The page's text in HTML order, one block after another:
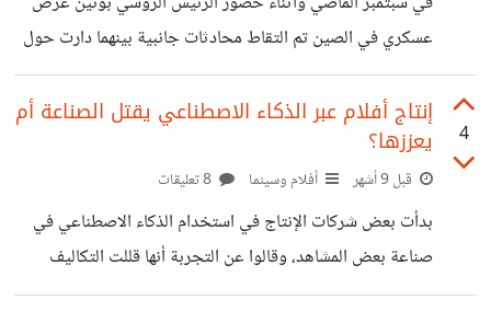
القواعد الكلاسيكية للعمل، فلا يوجد مكاتب، أو مواعيد عمل
عسكري في الصين تم التقاط محادثات جانبية بينهما دارت حول
التكنولوجيا الحيوية وزراعة الأعضاء مع استخدام التقنيات
المدعومة بالذكاء الاصطناعي، والذي قد يؤدي إلى إطالة عمر
الإنسان أو حتى خلوده! ثم نجد عدة أفلام تؤكد على نفس الفكرة
تقريبا، ففي فيلم روكي الغلابة نجد شخصية زعيم العصابة التي
قام بها الممثل أحمد الفيشاوي، يبدو الزعيم إنسان عادي ولكن بعد
مواجهات يتضح لنا أنه روبوت، في الفيلم الرائد "bicential
4
إنتاج أفلام عبر الذكاء الاصطناعي يقتل الصناعة أم
يعززها؟
قبل 9 أشهر أفلام وسينما
بدأت بعض شركات الإنتاج في استخدام الذكاء الاصطناعي في
صناعة بعض المشاهد، وقالوا عن التجربة أنها قللت التكاليف
والوقت والجهد، حتى أن قمة المليار متابع تنظم بالتعاون مع